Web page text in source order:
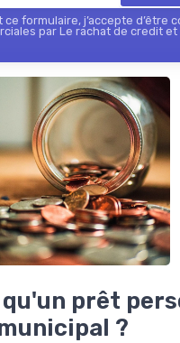
ce formulaire, j’accepte d’être
par Le rachat de credit et
prêt
?